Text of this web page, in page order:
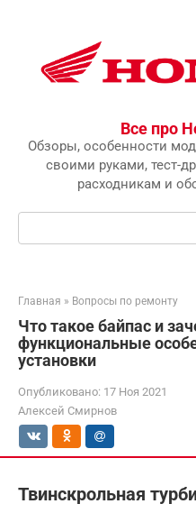
Все про
Обзоры, особенности
своими руками, тест-
расходникам и
Главная » Вопросы по ремонту
Что такое байпас и
функциональные
установки
Опубликовано: 17 Ноя 2021
Алексей Смирнов
Твинскрольная